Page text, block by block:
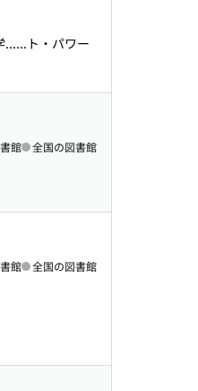
......ト・パワー
館 全国の図書館
館 全国の図書館